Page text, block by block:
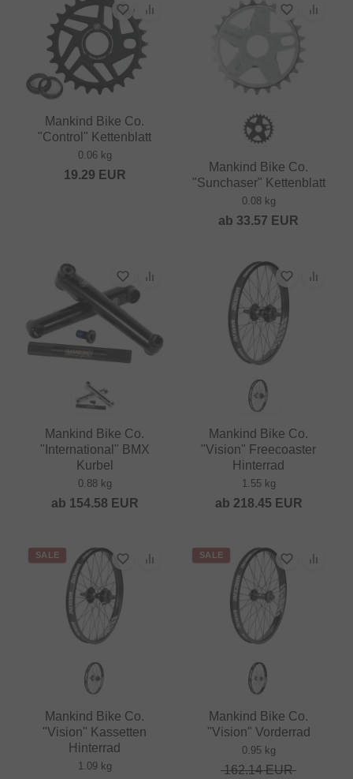
Mankind Bike Co.
"Control" Kettenblatt
0.06 kg
19.29 EUR
Mankind Bike Co.
"Sunchaser" Kettenblatt
0.08 kg
ab 33.57 EUR
Mankind Bike Co.
"International" BMX
Kurbel
0.88 kg
ab 154.58 EUR
Mankind Bike Co.
"Vision" Freecoaster
Hinterrad
1.55 kg
ab 218.45 EUR
SALE
Mankind Bike Co.
"Vision" Kassetten
Hinterrad
1.09 kg
SALE
Mankind Bike Co.
"Vision" Vorderrad
0.95 kg
162.14EUR